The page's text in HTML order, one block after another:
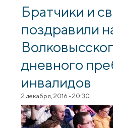
инвалидов
Братчики и
поздравили
дневного
инвалидов
2 декабря, 2016 - 20:30